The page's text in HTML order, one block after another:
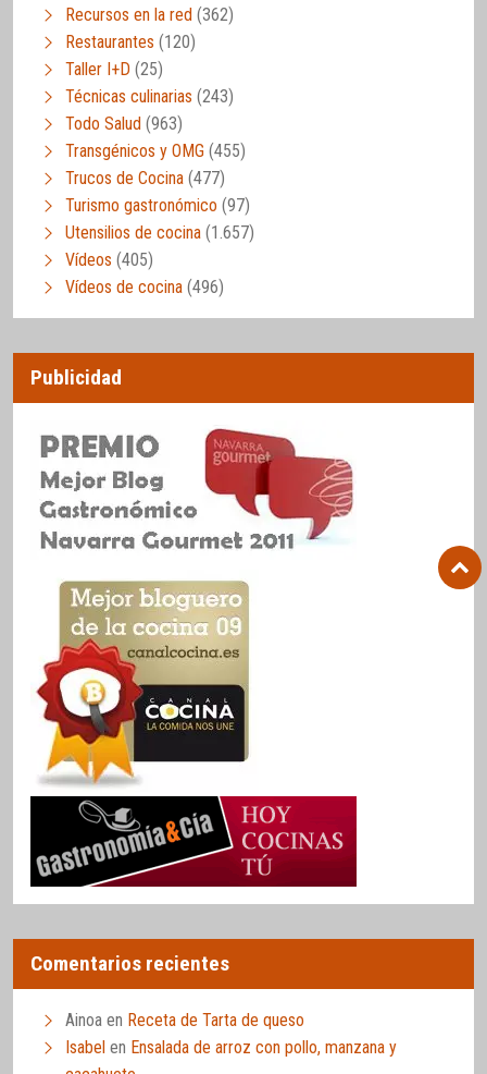
Recursos en la red (362)
Restaurantes (120)
Taller I+D (25)
Técnicas culinarias (243)
Todo Salud (963)
Transgénicos y OMG (455)
Trucos de Cocina (477)
Turismo gastronómico (97)
Utensilios de cocina (1.657)
Vídeos (405)
Vídeos de cocina (496)
Publicidad
Comentarios recientes
Ainoa en Receta de Tarta de queso
Isabel en Ensalada de arroz con pollo, manzana y